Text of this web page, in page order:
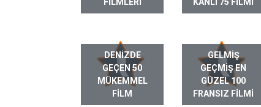
DENIZDE
GEÇEN 50
MÜKEMMEL
FILM
GELMIŞ
GEÇMIŞ EN
GÜZEL 100
FRANSIZ FILMI